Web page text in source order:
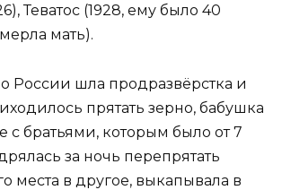
Теватос (1928, ему было 40
мать).
России шла продразвёрстка и
прятать зерно, бабушка
с братьями, которым было от 7
за ночь перепрятать
места в другое, выкапывала в